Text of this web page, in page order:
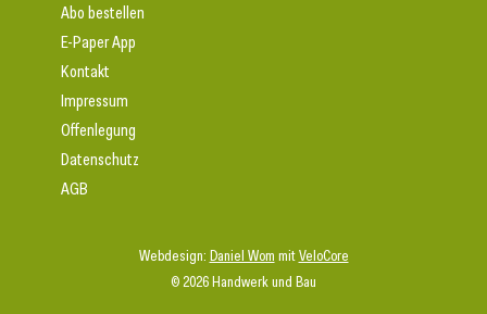
© 2026 Handwerk und Bau
Webdesign: Daniel Wom mitVeloCore
Abo bestellen
E-Paper App
Kontakt
Impressum
Offenlegung
Datenschutz
AGB